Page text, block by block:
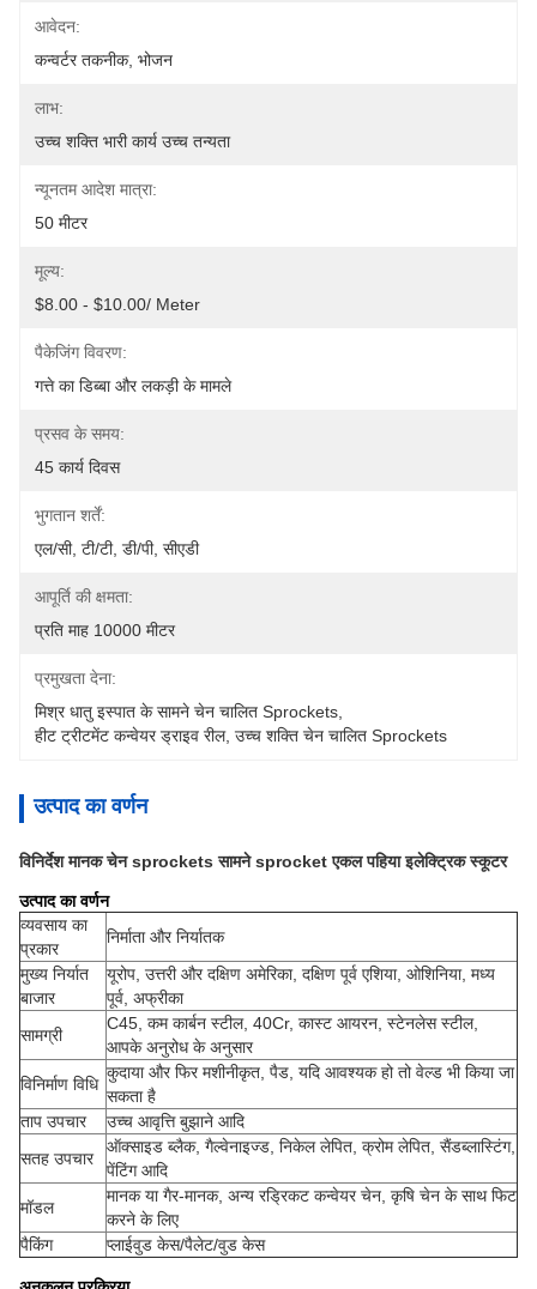
आवेदन:
कन्वर्टर तकनीक, भोजन
लाभ:
उच्च शक्ति भारी कार्य उच्च तन्यता
न्यूनतम आदेश मात्रा:
50 मीटर
मूल्य:
$8.00 - $10.00/ Meter
पैकेजिंग विवरण:
गत्ते का डिब्बा और लकड़ी के मामले
प्रसव के समय:
45 कार्य दिवस
भुगतान शर्तें:
एल/सी, टी/टी, डी/पी, सीएडी
आपूर्ति की क्षमता:
प्रति माह 10000 मीटर
प्रमुखता देना:
मिश्र धातु इस्पात के सामने चेन चालित Sprockets
हीट ट्रीटमेंट कन्वेयर ड्राइव रील, उच्च शक्ति चेन चालित Sprockets
उत्पाद का वर्णन
विनिर्देश मानक चेन sprockets सामने sprocket एकल पहिया इलेक्ट्रिक स्कूटर
उत्पाद का वर्णन
व्यवसाय का
प्रकार
निर्माता और निर्यातक
मुख्य निर्यात
बाजार
यूरोप, उत्तरी और दक्षिण अमेरिका, दक्षिण पूर्व एशिया, ओशिनिया, मध्य
पूर्व, अफ्रीका
सामग्री
C45, कम कार्बन स्टील, 40Cr, कास्ट आयरन, स्टेनलेस स्टील,
आपके अनुरोध के अनुसार
विनिर्माण विधि
कुदाया और फिर मशीनीकृत, पैड, यदि आवश्यक हो तो वेल्ड भी किया जा
सकता है
ताप उपचार
उच्च आवृत्ति बुझाने आदि
सतह उपचार
ऑक्साइड ब्लैक, गैल्वेनाइज्ड, निकेल लेपित, क्रोम लेपित, सैंडब्लास्टिंग,
पेंटिंग आदि
मॉडल
मानक या गैर-मानक, अन्य रड्रिकट कन्वेयर चेन, कृषि चेन के साथ फिट
करने के लिए
पैकिंग
प्लाईवुड केस/पैलेट/वुड केस